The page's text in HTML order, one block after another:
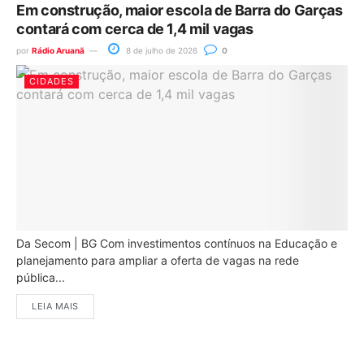
Em construção, maior escola de Barra do Garças
contará com cerca de 1,4 mil vagas
por Rádio Aruanã 8 de julho de 2026 0
CIDADES
Da Secom | BG Com investimentos contínuos na Educação e
planejamento para ampliar a oferta de vagas na rede
pública...
LEIA MAIS